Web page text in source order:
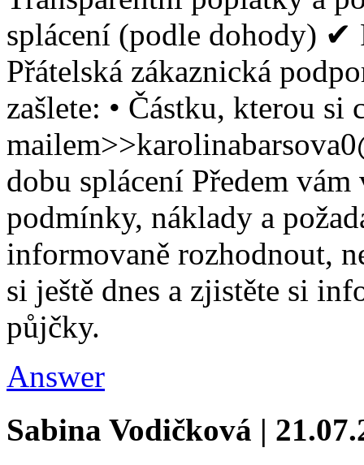
splácení (podle dohody) ✔
Přátelská zákaznická
zašlete: • Částku, kterou si
dobu splácení Předem
podmínky, náklady a
informovaně rozhodnout,
si ještě dnes a zjistěte si
půjčky.
Answer
Sabina Vodičková |